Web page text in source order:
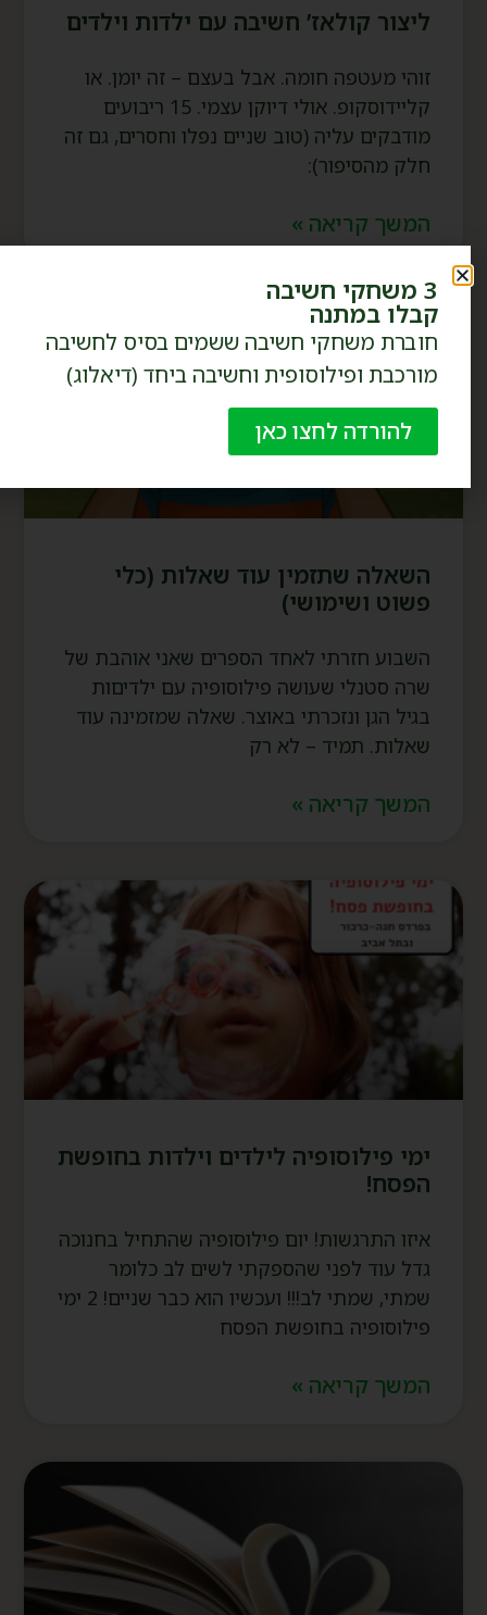
ליצור קולאז’ חשיבה עם ילדות וילדים
זוהי מעטפה חומה. אבל בעצם – זה יומן. או
קליידוסקופ. אולי דיוקן עצמי. 15 ריבועים
מודבקים עליה (טוב שניים נפלו וחסרים, גם זה
חלק מהסיפור):
המשך קריאה »
השאלה שתזמין עוד שאלות (כלי
פשוט ושימושי)
השבוע חזרתי לאחד הספרים שאני אוהבת של
שרה סטנלי שעושה פילוסופיה עם ילדיםות
בגיל הגן ונזכרתי באוצר. שאלה שמזמינה עוד
שאלות. תמיד – לא רק
המשך קריאה »
ימי פילוסופיה לילדים וילדות בחופשת
הפסח!
איזו התרגשות! יום פילוסופיה שהתחיל בחנוכה
גדל עוד לפני שהספקתי לשים לב כלומר
שמתי, שמתי לב!!! ועכשיו הוא כבר שניים! 2 ימי
פילוסופיה בחופשת הפסח
המשך קריאה »
3 משחקי חשיבה
קבלו במתנה
חוברת משחקי חשיבה ששמים בסיס לחשיבה
מורכבת ופילוסופית וחשיבה ביחד (דיאלוג)
להורדה לחצו כאן